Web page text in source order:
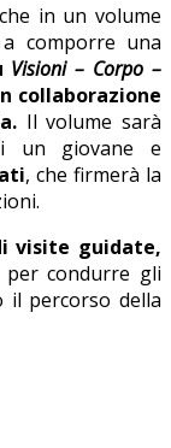
in un volume
comporre una
Visioni – Corpo –
collaborazione
Il volume sarà
un giovane e
, che firmerà la
visite guidate,
per condurre gli
percorso della